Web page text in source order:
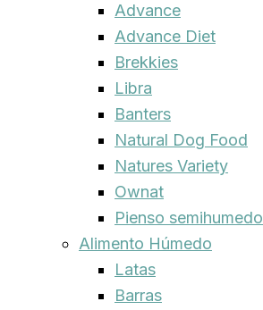
Advance
Advance Diet
Brekkies
Libra
Banters
Natural Dog Food
Natures Variety
Ownat
Pienso semihumedo
Alimento Húmedo
Latas
Barras